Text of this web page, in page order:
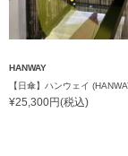
HANWAY
¥25,300円(税込)